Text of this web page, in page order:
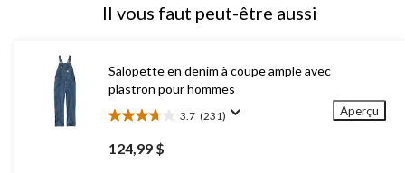
Il vous faut peut-être aussi
Salopette en denim à coupe ample avec
plastron pour hommes
3.7 (231)
3.7
étoile(s)
sur
124,99 $
Aperçu